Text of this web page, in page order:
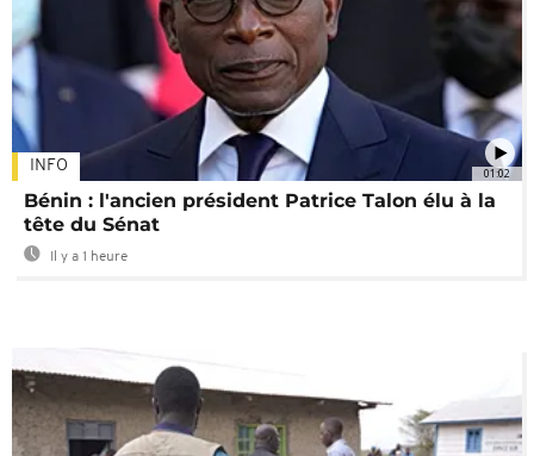
01:02
INFO
Bénin : l'ancien président Patrice Talon élu à la
tête du Sénat
Il y a 1 heure